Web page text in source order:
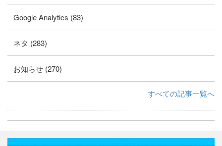
Google Analytics (83)
ネタ (283)
お知らせ (270)
すべての記事一覧へ